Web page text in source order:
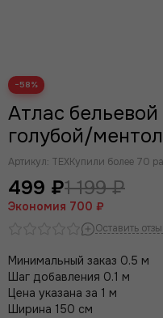
−58%
Атлас
голубой/ментол
Артикул: TEXКупили более 70
499 ₽1 199 ₽
Экономия 700 ₽
Оставить
Минимальный заказ 0.5 м
Шаг добавления 0.1 м
Цена указана за 1 м
Ширина 150 см